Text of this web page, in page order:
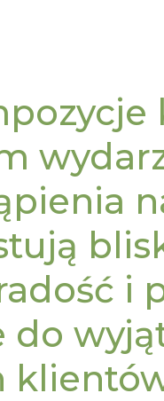
i
do